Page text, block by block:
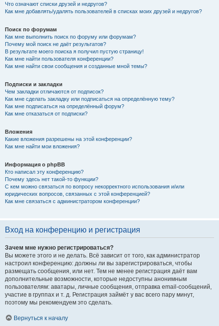
Что означают списки друзей и недругов?
Как мне добавлять/удалять пользователей в списках моих друзей и недругов?
Поиск по форумам
Как мне выполнить поиск по форуму или форумам?
Почему мой поиск не даёт результатов?
В результате моего поиска я получил пустую страницу!
Как мне найти пользователя конференции?
Как мне найти свои сообщения и созданные мной темы?
Подписки и закладки
Чем закладки отличаются от подписок?
Как мне сделать закладку или подписаться на определённую тему?
Как мне подписаться на определённый форум?
Как мне отказаться от подписки?
Вложения
Какие вложения разрешены на этой конференции?
Как мне найти мои вложения?
Информация о phpBB
Кто написал эту конференцию?
Почему здесь нет такой-то функции?
С кем можно связаться по вопросу некорректного использования и/или
юридических вопросов, связанных с этой конференцией?
Как мне связаться с администратором конференции?
Вход на конференцию и регистрация
Зачем мне нужно регистрироваться?
Вы можете этого и не делать. Всё зависит от того, как администратор
настроил конференцию: должны ли вы зарегистрироваться, чтобы
размещать сообщения, или нет. Тем не менее регистрация даёт вам
дополнительные возможности, которые недоступны анонимным
пользователям: аватары, личные сообщения, отправка email-сообщений,
участие в группах и т. д. Регистрация займёт у вас всего пару минут,
поэтому мы рекомендуем это сделать.
Вернуться к началу